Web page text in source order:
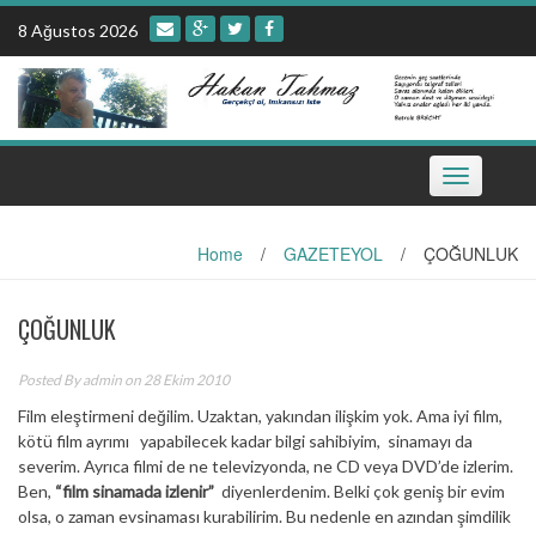
Skip
content
8 Ağustos 2026
Toggle
navigation
Home / GAZETEYOL / ÇOĞUNLUK
ÇOĞUNLUK
Posted Byadmin on 28 Ekim 2010
Film eleştirmeni değilim. Uzaktan, yakından ilişkim yok. Ama iyi film,
kötü film ayrımı yapabilecek kadar bilgi sahibiyim, sinamayı da
severim. Ayrıca filmi de ne televizyonda, ne CD veya DVD’de izlerim.
Ben, “film sinamada izlenir” diyenlerdenim. Belki çok geniş bir evim
olsa, o zaman evsinaması kurabilirim. Bu nedenle en azından şimdilik